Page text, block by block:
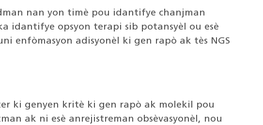
nan yon timè pou idantifye chanjman
idantifye opsyon terapi sib potansyèl ou esè
enfòmasyon adisyonèl ki gen rapò ak tès NGS
ki genyen kritè ki gen rapò ak molekil pou
ak ni esè anrejistreman obsèvasyonèl, nou